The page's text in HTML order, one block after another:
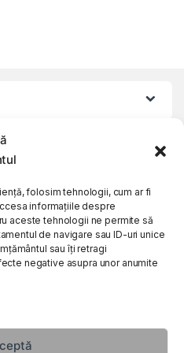
folosim tehnologii, cum ar fi
informațiile despre
aceste tehnologii ne permite să
de navigare sau ID-uri unice
sau îți retragi
negative asupra unor anumite